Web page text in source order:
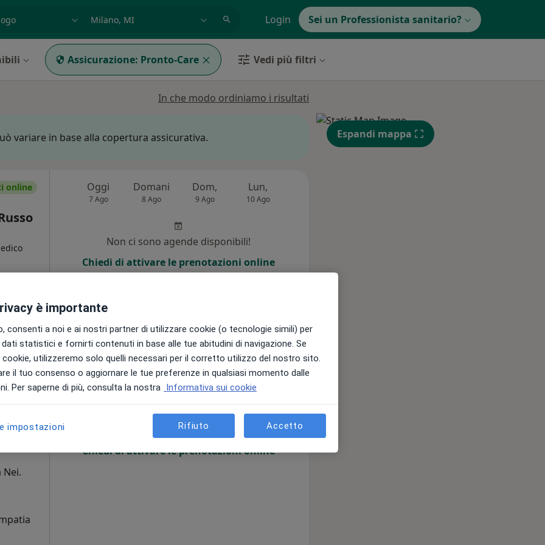
Login Sei un Professionista sanitario?
Assicurazione: Pronto-Care Vedi più filtri
In che modo ordiniamo i risultati
variare in base alla copertura assicurativa.
online
200 €
Oggi
7 Ago
Domani
8 Ago
Dom,
9 Ago
Lun,
10 Ago
Non ci sono agende disponibili!
Chiedi di attivare le prenotazioni online
online
Nei.
Oggi
7 Ago
Domani
8 Ago
Dom,
9 Ago
Lun,
10 Ago
Mar,
Non ci sono agende disponibili!
Chiedi di attivare le prenotazioni online
Espandi mappa
è importante
consenti a noi e ai nostri partner di utilizzare cookie (o tecnologie simili) per
statistici e fornirti contenuti in base alle tue abitudini di navigazione. Se
utilizzeremo solo quelli necessari per il corretto utilizzo del nostro sito.
il tuo consenso o aggiornare le tue preferenze in qualsiasi momento dalle
Per saperne di più, consulta la nostra Informativa sui cookie
impostazioni Rifiuto Accetto